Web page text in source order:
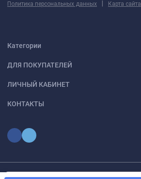
Политика персональных данных Карта сайта
Категории
ДЛЯ ПОКУПАТЕЛЕЙ
ЛИЧНЫЙ КАБИНЕТ
КОНТАКТЫ